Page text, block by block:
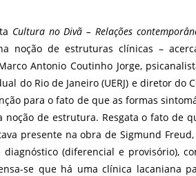
Cultura no Divã – Relações
noção de estruturas clínicas –
Antonio Coutinho Jorge,
do Rio de Janeiro (UERJ) e diretor do
para o fato de que as formas
noção de estrutura. Resgata o fato de
presente na obra de Sigmund
(diferencial e provisório),
se que há uma clínica lacaniana